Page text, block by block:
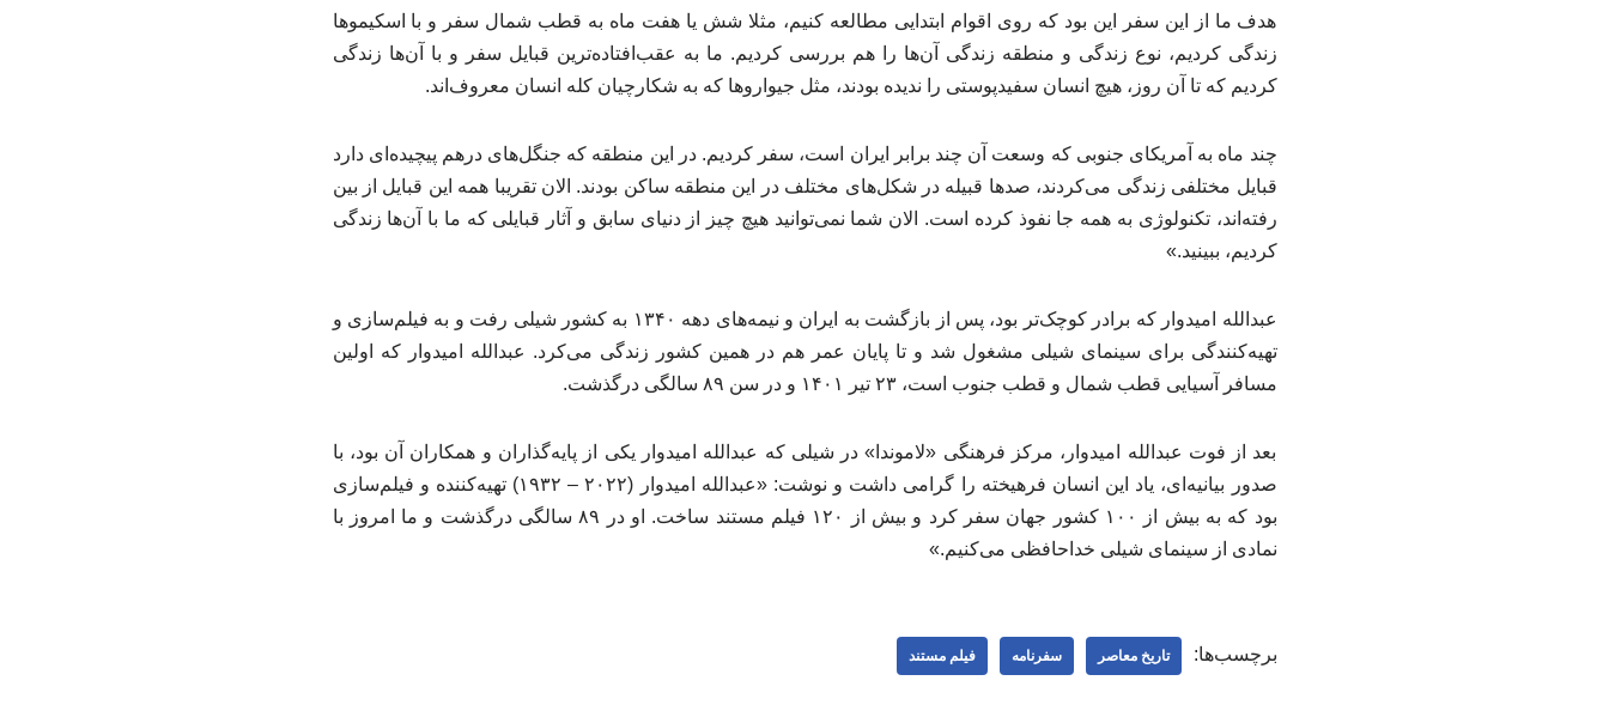
هدف ما از این سفر این بود که روی اقوام ابتدایی مطالعه کنیم، مثلا شش یا هفت ‌ماه به قطب شمال سفر و با اسکیموها
زندگی ‌کردیم، نوع زندگی و منطقه زندگی آن‌ها را هم بررسی ‌کردیم. ما به عقب‌افتاده‌ترین قبایل سفر و با آن‌ها زندگی
کردیم که تا آن روز، هیچ انسان سفیدپوستی را ندیده بودند، مثل جیواروها که به شکارچیان کله انسان معروف‌اند.
چند ماه به آمریکای جنوبی که وسعت آن چند برابر ایران است، سفر کردیم. در این منطقه که جنگل‌های درهم پیچیده‌ای دارد
قبایل مختلفی زندگی می‌کردند، صدها قبیله در شکل‌های مختلف در این منطقه ساکن بودند. الان تقریبا همه‌ این قبایل از بین
رفته‌اند، تکنولوژی به همه جا نفوذ کرده است. الان شما نمی‌توانید هیچ‌ چیز از دنیای سابق و آثار قبایلی که ما با آن‌ها زندگی
کردیم، ببینید.»
عبدالله امیدوار که برادر کوچک‌تر بود، پس از بازگشت به ایران و نیمه‌های دهه ۱۳۴۰ به کشور شیلی رفت و به فیلم‌سازی و
تهیه‌کنندگی برای سینمای شیلی مشغول شد و تا پایان عمر هم در همین کشور زندگی می‌کرد. عبدالله امیدوار که اولین
مسافر آسیایی قطب شمال و قطب جنوب است، ۲۳ تیر ۱۴۰۱ و در سن ۸۹ سالگی درگذشت.
بعد از فوت عبدالله امیدوار، مرکز فرهنگی «لاموندا» در شیلی که عبدالله امیدوار یکی از پایه‌گذاران و همکاران آن بود، با
صدور بیانیه‌ای، یاد این انسان فرهیخته را گرامی داشت و نوشت: «عبدالله امیدوار (۲۰۲۲ – ۱۹۳۲) تهیه‌کننده و فیلم‌سازی
بود که به بیش از ۱۰۰ کشور جهان سفر کرد و بیش از ۱۲۰ فیلم مستند ساخت. او در ۸۹ سالگی درگذشت و ما امروز با
نمادی از سینمای شیلی خداحافظی می‌کنیم.»
برچسب‌ها: تاریخ معاصر سفرنامه فیلم مستند